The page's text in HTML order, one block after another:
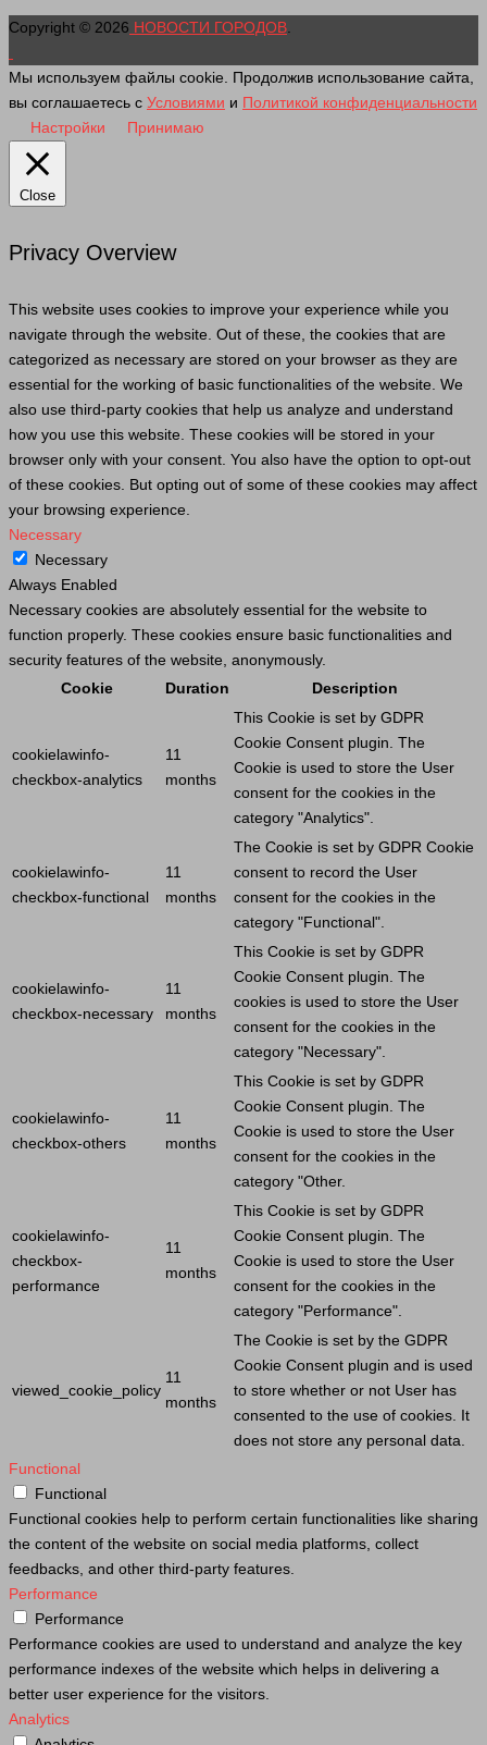
Copyright © 2026 НОВОСТИ ГОРОДОВ
Мы используем файлы cookie. Продолжив использование сайта,
вы соглашаетесь с Условиями и Политикой конфиденциальности
Настройки
Принимаю
Close
Privacy Overview
This website uses cookies to improve your experience while you
navigate through the website. Out of these, the cookies that are
categorized as necessary are stored on your browser as they are
essential for the working of basic functionalities of the website. We
also use third-party cookies that help us analyze and understand
how you use this website. These cookies will be stored in your
browser only with your consent. You also have the option to opt-out
of these cookies. But opting out of some of these cookies may affect
your browsing experience.
Necessary
Necessary
Always Enabled
Necessary cookies are absolutely essential for the website to
function properly. These cookies ensure basic functionalities and
security features of the website, anonymously.
Cookie
Duration Description
cookielawinfo-
checkbox-analytics
11
months
This Cookie is set by GDPR
Cookie Consent plugin. The
Cookie is used to store the User
consent for the cookies in the
category "Analytics".
cookielawinfo-
checkbox-functional
11
months
The Cookie is set by GDPR Cookie
consent to record the User
consent for the cookies in the
category "Functional".
cookielawinfo-
checkbox-necessary
11
months
This Cookie is set by GDPR
Cookie Consent plugin. The
cookies is used to store the User
consent for the cookies in the
category "Necessary".
cookielawinfo-
checkbox-others
11
months
This Cookie is set by GDPR
Cookie Consent plugin. The
Cookie is used to store the User
consent for the cookies in the
category "Other.
cookielawinfo-
checkbox-
performance
11
months
This Cookie is set by GDPR
Cookie Consent plugin. The
Cookie is used to store the User
consent for the cookies in the
category "Performance".
viewed_cookie_policy
11
months
The Cookie is set by the GDPR
Cookie Consent plugin and is used
to store whether or not User has
consented to the use of cookies. It
does not store any personal data.
Functional
Functional
Functional cookies help to perform certain functionalities like sharing
the content of the website on social media platforms, collect
feedbacks, and other third-party features.
Performance
Performance
Performance cookies are used to understand and analyze the key
performance indexes of the website which helps in delivering a
better user experience for the visitors.
Analytics